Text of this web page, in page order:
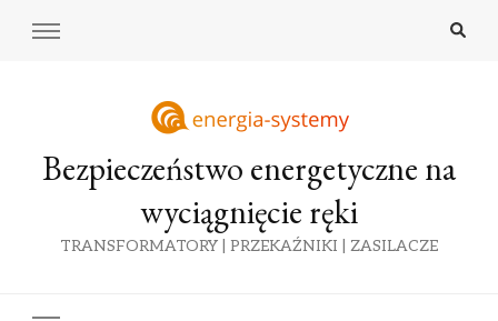
Bezpieczeństwo energetyczne na
wyciągnięcie ręki
TRANSFORMATORY | PRZEKAŹNIKI | ZASILACZE